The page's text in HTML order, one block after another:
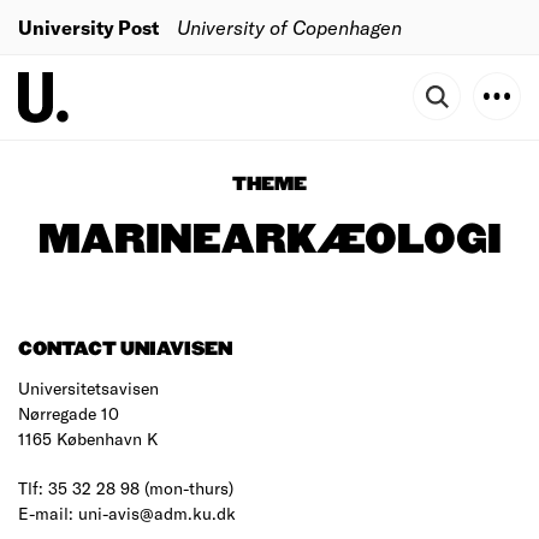
University Post University of Copenhagen
THEME
MARINEARKÆOLOGI
CONTACT UNIAVISEN
Universitetsavisen
Nørregade 10
1165 København K
Tlf: 35 32 28 98 (mon-thurs)
E-mail: uni-avis@adm.ku.dk